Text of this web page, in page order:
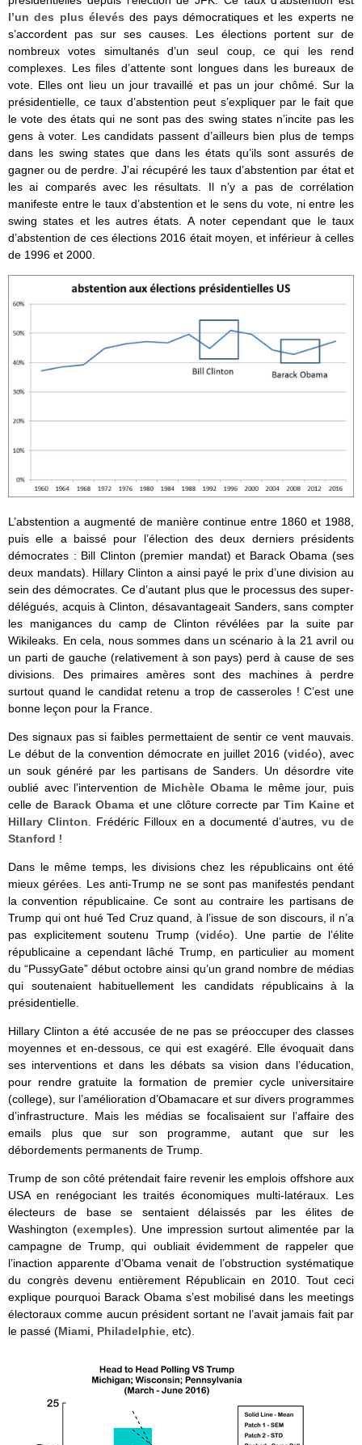
l’un des plus élevés des pays démocratiques et les experts ne
s’accordent pas sur ses causes. Les élections portent sur de
nombreux votes simultanés d’un seul coup, ce qui les rend
complexes. Les files d’attente sont longues dans les bureaux de
vote. Elles ont lieu un jour travaillé et pas un jour chômé. Sur la
présidentielle, ce taux d’abstention peut s’expliquer par le fait que
le vote des états qui ne sont pas des swing states n’incite pas les
gens à voter. Les candidats passent d’ailleurs bien plus de temps
dans les swing states que dans les états qu’ils sont assurés de
gagner ou de perdre. J’ai récupéré les taux d’abstention par état et
les ai comparés avec les résultats. Il n’y a pas de corrélation
manifeste entre le taux d’abstention et le sens du vote, ni entre les
swing states et les autres états. A noter cependant que le taux
d’abstention de ces élections 2016 était moyen, et inférieur à celles
de 1996 et 2000.
L’abstention a augmenté de manière continue entre 1860 et 1988,
puis elle a baissé pour l’élection des deux derniers présidents
démocrates : Bill Clinton (premier mandat) et Barack Obama (ses
deux mandats). Hillary Clinton a ainsi payé le prix d’une division au
sein des démocrates. Ce d’autant plus que le processus des super-
délégués, acquis à Clinton, désavantageait Sanders, sans compter
les manigances du camp de Clinton révélées par la suite par
Wikileaks. En cela, nous sommes dans un scénario à la 21 avril ou
un parti de gauche (relativement à son pays) perd à cause de ses
divisions. Des primaires amères sont des machines à perdre
surtout quand le candidat retenu a trop de casseroles ! C’est une
bonne leçon pour la France.
Des signaux pas si faibles permettaient de sentir ce vent mauvais.
Le début de la convention démocrate en juillet 2016 (vidéo), avec
un souk généré par les partisans de Sanders. Un désordre vite
oublié avec l’intervention de Michèle Obamale même jour, puis
celle de Barack Obama et une clôture correcte parTim Kaineet
Hillary Clinton. Frédéric Filloux en a documenté d’autres,vu de
Stanford !
Dans le même temps, les divisions chez les républicains ont été
mieux gérées. Les anti-Trump ne se sont pas manifestés pendant
la convention républicaine. Ce sont au contraire les partisans de
Trump qui ont hué Ted Cruz quand, à l’issue de son discours, il n’a
pas explicitement soutenu Trump (vidéo). Une partie de l’élite
républicaine a cependant lâché Trump, en particulier au moment
du “PussyGate” début octobre ainsi qu’un grand nombre de médias
qui soutenaient habituellement les candidats républicains à la
présidentielle.
Hillary Clinton a été accusée de ne pas se préoccuper des classes
moyennes et en-dessous, ce qui est exagéré. Elle évoquait dans
ses interventions et dans les débats sa vision dans l’éducation,
pour rendre gratuite la formation de premier cycle universitaire
(college), sur l’amélioration d’Obamacare et sur divers programmes
d’infrastructure. Mais les médias se focalisaient sur l’affaire des
emails plus que sur son programme, autant que sur les
débordements permanents de Trump.
Trump de son côté prétendait faire revenir les emplois offshore aux
USA en renégociant les traités économiques multi-latéraux. Les
électeurs de base se sentaient délaissés par les élites de
Washington (exemples). Une impression surtout alimentée par la
campagne de Trump, qui oubliait évidemment de rappeler que
l’inaction apparente d’Obama venait de l’obstruction systématique
du congrès devenu entièrement Républicain en 2010. Tout ceci
explique pourquoi Barack Obama s’est mobilisé dans les meetings
électoraux comme aucun président sortant ne l’avait jamais fait par
le passé (Miami, Philadelphie, etc).